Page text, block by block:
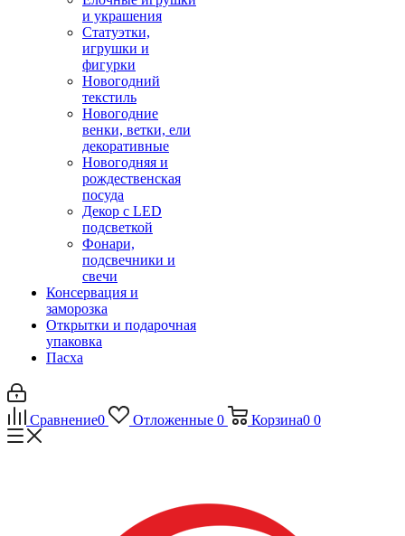
и украшения
Статуэтки,
игрушки и
фигурки
Новогодний
текстиль
Новогодние
венки, ветки, ели
декоративные
Новогодняя и
рождественская
посуда
Декор с LED
подсветкой
Фонари,
подсвечники и
свечи
Консервация и
заморозка
Открытки и подарочная
упаковка
Пасха
Сравнение0 Отложенные 0 Корзина0 0